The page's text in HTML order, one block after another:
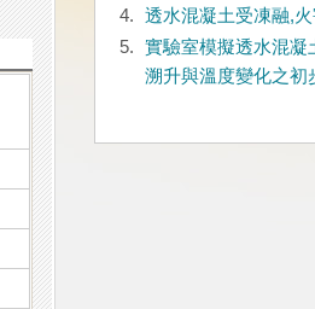
4.
透水混凝土受凍融,
5.
實驗室模擬透水混凝
溯升與溫度變化之初